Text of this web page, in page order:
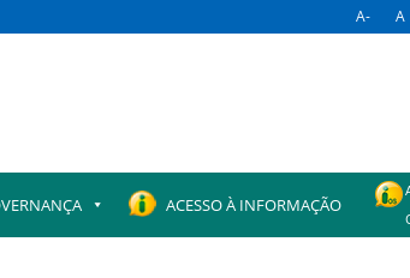
A- A
ACESSO À INFORMAÇÃO